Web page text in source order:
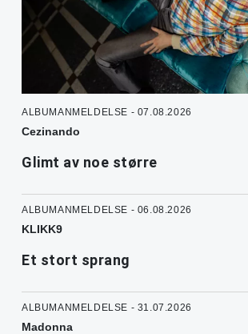
ALBUMANMELDELSE - 07.08.2026
Cezinando
Glimt av noe større
ALBUMANMELDELSE - 06.08.2026
KLIKK9
Et stort sprang
ALBUMANMELDELSE - 31.07.2026
Madonna